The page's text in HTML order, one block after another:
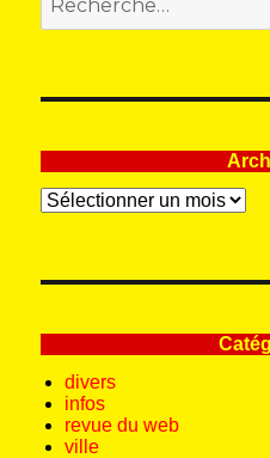
pour
:
Archives
divers
infos
revue du web
ville